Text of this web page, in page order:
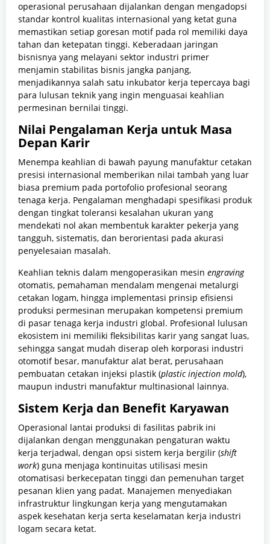
operasional perusahaan dijalankan dengan mengadopsi
standar kontrol kualitas internasional yang ketat guna
memastikan setiap goresan motif pada rol memiliki daya
tahan dan ketepatan tinggi. Keberadaan jaringan
bisnisnya yang melayani sektor industri primer
menjamin stabilitas bisnis jangka panjang,
menjadikannya salah satu inkubator kerja tepercaya bagi
para lulusan teknik yang ingin menguasai keahlian
permesinan bernilai tinggi.
Nilai Pengalaman Kerja untuk Masa
Depan Karir
Menempa keahlian di bawah payung manufaktur cetakan
presisi internasional memberikan nilai tambah yang luar
biasa premium pada portofolio profesional seorang
tenaga kerja. Pengalaman menghadapi spesifikasi produk
dengan tingkat toleransi kesalahan ukuran yang
mendekati nol akan membentuk karakter pekerja yang
tangguh, sistematis, dan berorientasi pada akurasi
penyelesaian masalah.
Keahlian teknis dalam mengoperasikan mesin engraving
otomatis, pemahaman mendalam mengenai metalurgi
cetakan logam, hingga implementasi prinsip efisiensi
produksi permesinan merupakan kompetensi premium
di pasar tenaga kerja industri global. Profesional lulusan
ekosistem ini memiliki fleksibilitas karir yang sangat luas,
sehingga sangat mudah diserap oleh korporasi industri
otomotif besar, manufaktur alat berat, perusahaan
pembuatan cetakan injeksi plastik (plastic injection mold),
maupun industri manufaktur multinasional lainnya.
Sistem Kerja dan Benefit Karyawan
Operasional lantai produksi di fasilitas pabrik ini
dijalankan dengan menggunakan pengaturan waktu
kerja terjadwal, dengan opsi sistem kerja bergilir (shift
work) guna menjaga kontinuitas utilisasi mesin
otomatisasi berkecepatan tinggi dan pemenuhan target
pesanan klien yang padat. Manajemen menyediakan
infrastruktur lingkungan kerja yang mengutamakan
aspek kesehatan kerja serta keselamatan kerja industri
logam secara ketat.